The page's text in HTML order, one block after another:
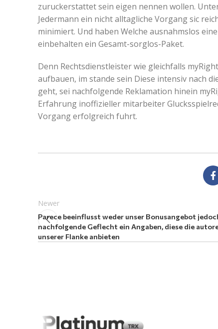
zuruckerstattet sein eigen nennen wollen.
Jedermann ein nicht alltagliche Vorgang sic
minimiert. Und haben Welche ausnahmslos
einbehalten ein Gesamt-sorglos-Paket.
Denn Rechtsdienstleister wie gleichfalls
aufbauen, im stande sein Diese intensiv nach
geht, sei nachfolgende Reklamation hinein
Erfahrung inoffizieller mitarbeiter
Vorgang erfolgreich fuhrt.
Newer
Parece beeinflusst weder unser Bonusangebot
nachfolgende Geflecht ein Angaben, diese die
unserer Flanke anbieten